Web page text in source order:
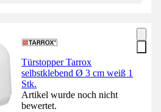
Türstopper Tarrox
selbstklebend Ø 3 cm weiß 1
Stk.
Artikel wurde noch nicht
bewertet.